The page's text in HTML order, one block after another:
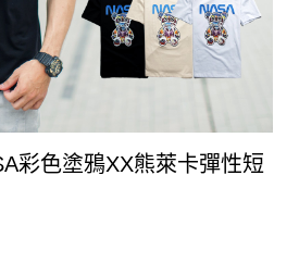
彩色塗鴉XX熊萊卡彈性短